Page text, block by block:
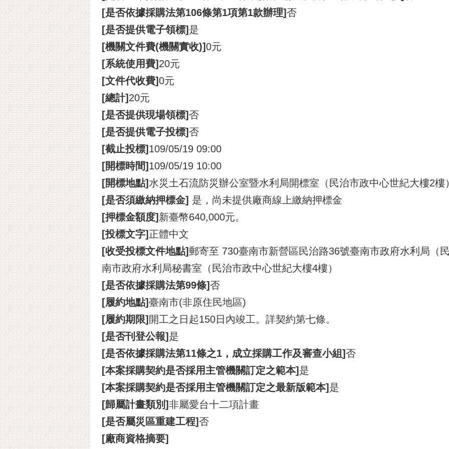
[是否依據採購法第106條第1項第1款辦理]否
[是否提供電子領標] 是
[機關文件費(機關實收)]0元
[系統使用費] 20元
[文件代收費]0元
[總計] 20元
[是否提供現場領標]否
[是否提供電子投標]否
[截止投標] 109/05/19 09:00
[開標時間] 109/05/19 10:00
[開標地點] 水災土石流防災辦公室暨水利局開標室（民治市政中心世紀大樓2樓
[是否須繳納押標金] 是，尚未提供廠商線上繳納押標金
[押標金額度] 新臺幣640,000元。
[投標文字] 正體中文
[收受投標文件地點]郵寄至 730臺南市新營區民治路36號臺南市政府水利局（
南市政府水利局秘書室（民治市政中心世紀大樓4樓）
[是否依據採購法第99條]否
[履約地點]臺南市(非原住民地區)
[履約期限] 開工之日起150日內竣工。詳契約第七條。
[是否刊登公報] 是
[是否依據採購法第11條之1，成立採購工作及審查小組]否
[本案採購契約是否採用主管機關訂定之範本] 是
[本案採購契約是否採用主管機關訂定之最新版範本] 是
[歸屬計畫類別]非屬愛台十二項計畫
[是否屬災區重建工程]否
[廠商資格摘要]